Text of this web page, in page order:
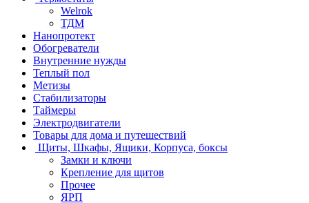
Welrok
ТДМ
Нанопротект
Обогреватели
Внутренние нужды
Теплый пол
Метизы
Стабилизаторы
Таймеры
Электродвигатели
Товары для дома и путешествий
Щиты, Шкафы, Ящики, Корпуса, боксы
Замки и ключи
Крепление для щитов
Прочее
ЯРП